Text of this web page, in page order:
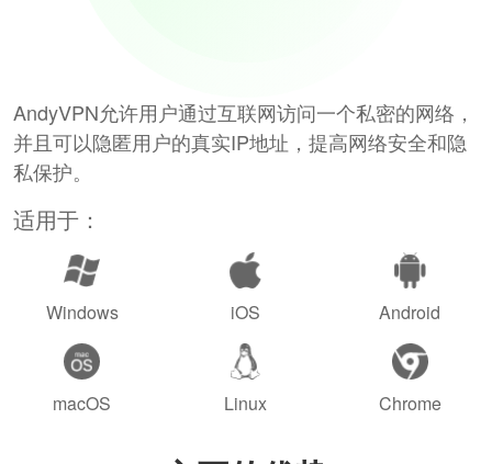
AndyVPN允许用户通过互联网访问一个私密的网络，
并且可以隐匿用户的真实IP地址，提高网络安全和隐
私保护。
适用于：
Windows iOS Android
macOS Linux Chrome